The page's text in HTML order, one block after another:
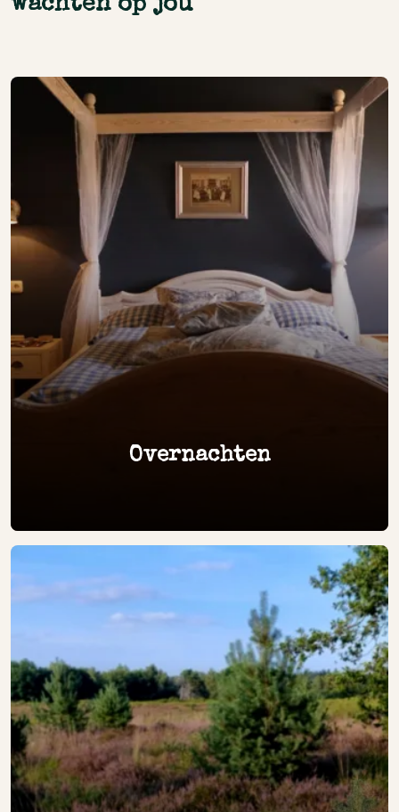
wachten op jou
Overnachten